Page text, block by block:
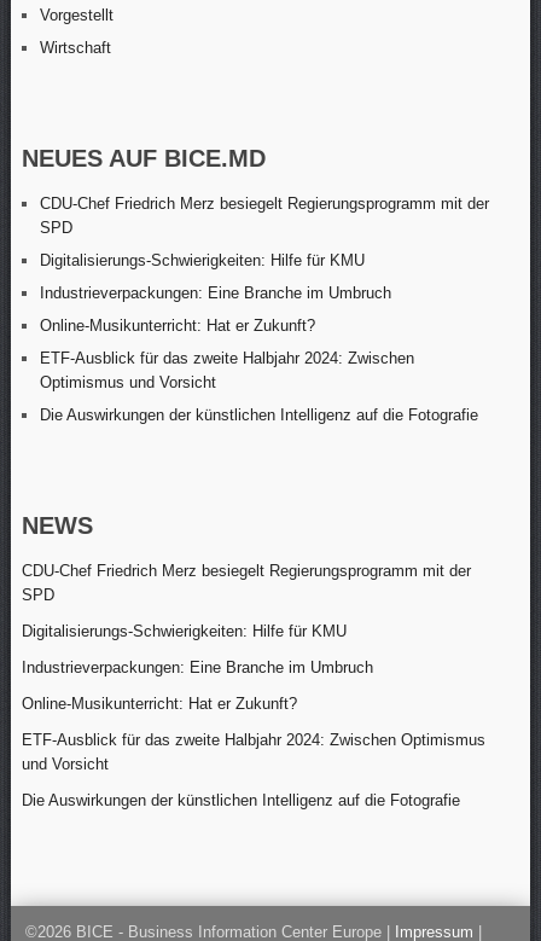
Vorgestellt
Wirtschaft
NEUES AUF BICE.MD
CDU-Chef Friedrich Merz besiegelt Regierungsprogramm mit der
SPD
Digitalisierungs-Schwierigkeiten: Hilfe für KMU
Industrieverpackungen: Eine Branche im Umbruch
Online-Musikunterricht: Hat er Zukunft?
ETF-Ausblick für das zweite Halbjahr 2024: Zwischen
Optimismus und Vorsicht
Die Auswirkungen der künstlichen Intelligenz auf die Fotografie
NEWS
CDU-Chef Friedrich Merz besiegelt Regierungsprogramm mit der
SPD
Digitalisierungs-Schwierigkeiten: Hilfe für KMU
Industrieverpackungen: Eine Branche im Umbruch
Online-Musikunterricht: Hat er Zukunft?
ETF-Ausblick für das zweite Halbjahr 2024: Zwischen Optimismus
und Vorsicht
Die Auswirkungen der künstlichen Intelligenz auf die Fotografie
©2026 BICE - Business Information Center Europe | Impressum